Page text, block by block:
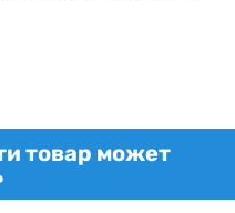
товар может